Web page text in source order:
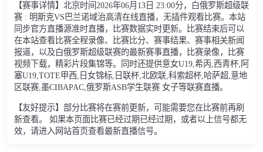
【赛事详情】北京时间2026年06月13日 23:00分，白俄罗斯超级联
赛 : 明斯克VS巴兰诺域治高清在线直播，无插件观看比赛。本站
同步官方直播源准时直播，比赛数据实时更新。比赛结束后可以
在本站查看比赛全程录像、比赛比分、赛事结果、赛事相关新闻
报道，以及白俄罗斯超级联赛的最新赛事直播，比赛录像，比赛
视频下载，精彩片段集锦等。同时还提供意女U19,希丙,西青杯,阿
塞U19,TOTE甲西,日女锦标,日联杯,北欧联,科索超杯,哈萨超,意地
区联赛,墨CIBAPAC,俄罗斯ASB学生联赛 女子等联赛直播。
【友好提示】部分比赛将在赛前更新，可能需要您在比赛前再刷
新查看。 如果本页面比赛已经过期已经过期，或者以上信号都无
效，请进入网站首页查看最新直播信号。